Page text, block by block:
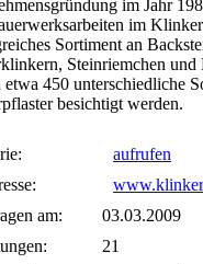
im Jahr
im
Sortiment an
Steinriemchen
etwa 450 unterschiedliche
besichtigt werden.
aufrufen
am:
03.03.2009
21